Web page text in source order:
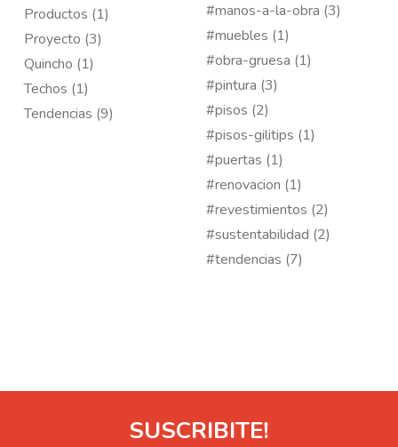
Productos (1)
Proyecto (3)
Quincho (1)
Techos (1)
Tendencias (9)
#manos-a-la-obra (3)
#muebles (1)
#obra-gruesa (1)
#pintura (3)
#pisos (2)
#pisos-gilitips (1)
#puertas (1)
#renovacion (1)
#revestimientos (2)
#sustentabilidad (2)
#tendencias (7)
SUSCRIBITE!